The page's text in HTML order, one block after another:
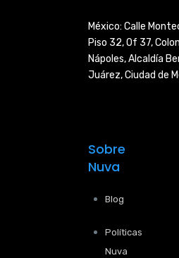
México: Calle
Piso 32, Of 37,
Nápoles,Alcaldía
Juárez, Ciudad de
Sobre
Nuva
Blog
Políticas
Nuva